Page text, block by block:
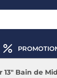
13" Bain de